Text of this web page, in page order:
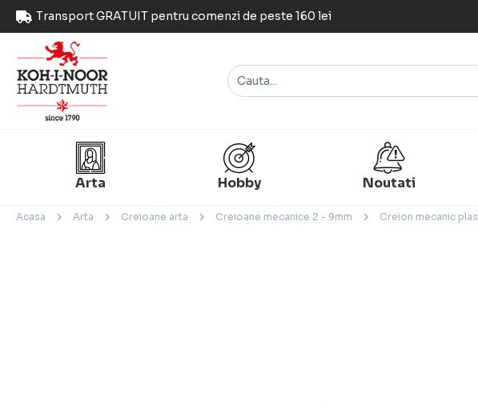
Transport GRATUIT pentru comenzi de peste 160 lei
Arta Hobby Noutati
Acasa Arta Creioane arta Creioane mecanice 2 - 9mm Creion mecanic